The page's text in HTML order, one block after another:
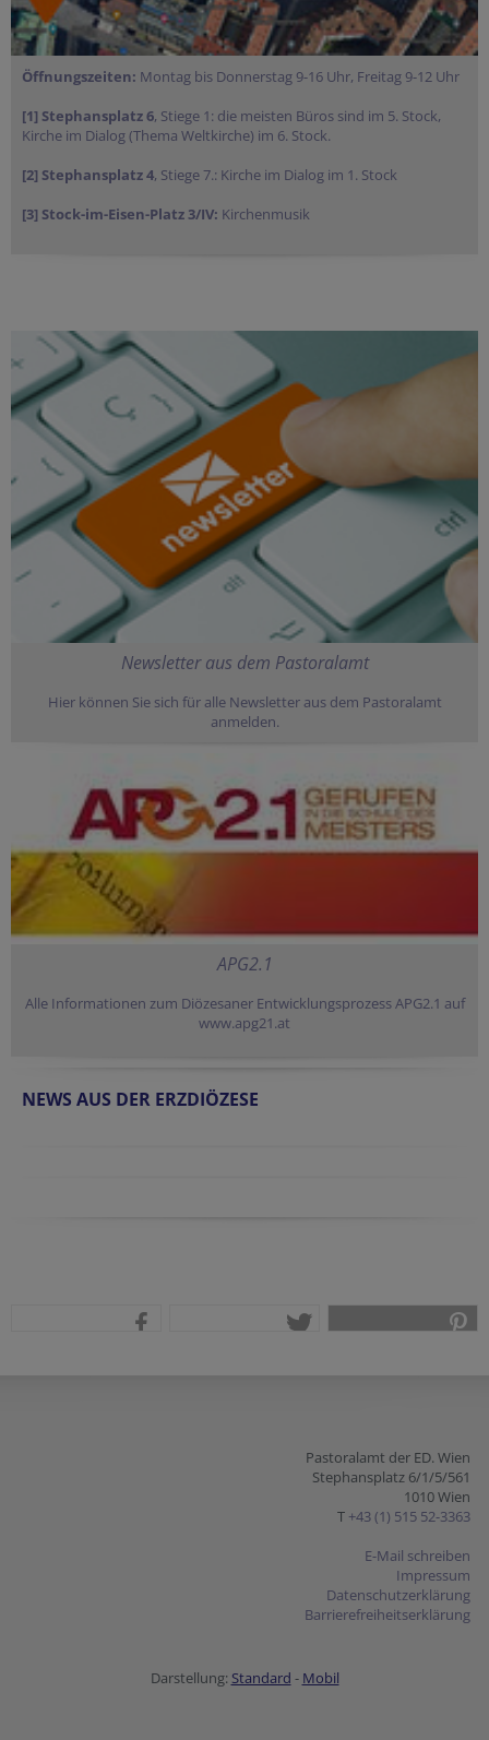
Öffnungszeiten: Montag bis Donnerstag 9-16 Uhr, Freitag 9-12 Uhr
[1] Stephansplatz 6, Stiege 1: die meisten Büros sind im 5. Stock,
Kirche im Dialog (Thema Weltkirche) im 6. Stock.
[2] Stephansplatz 4, Stiege 7.: Kirche im Dialog im 1. Stock
[3] Stock-im-Eisen-Platz 3/IV: Kirchenmusik
Newsletter aus dem Pastoralamt
Hier können Sie sich für alle Newsletter aus dem Pastoralamt
anmelden.
APG2.1
Alle Informationen zum Diözesaner Entwicklungsprozess APG2.1 auf
www.apg21.at
NEWS AUS DER ERZDIÖZESE
Pastoralamt der ED. Wien
Stephansplatz 6/1/5/561
1010 Wien
T +43 (1) 515 52-3363
E-Mail schreiben
Impressum
Datenschutzerklärung
Barrierefreiheitserklärung
Darstellung: Standard - Mobil